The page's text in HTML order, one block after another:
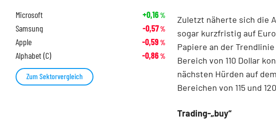
Zuletzt näherte sich die
sogar kurzfristig auf
Papiere an der
Bereich von 110 Dollar
nächsten Hürden auf
Bereichen von 115 und
Trading-„buy“
Microsoft
+0,16%
Samsung -0,57%
Apple -0,59%
Alphabet (C) -0,86%
Zum Sektorvergleich